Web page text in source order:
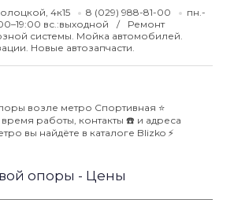
4к15 8 (029) 988-81-00
пн.-
вс.:выходной
Ремонт
системы. Мойка автомобилей.
Новые автозапчасти.
возле метро Спортивная ⭐️
работы, контакты ☎️ и адреса
вы найдёте в каталоге Blizko ⚡️
опоры - Цены